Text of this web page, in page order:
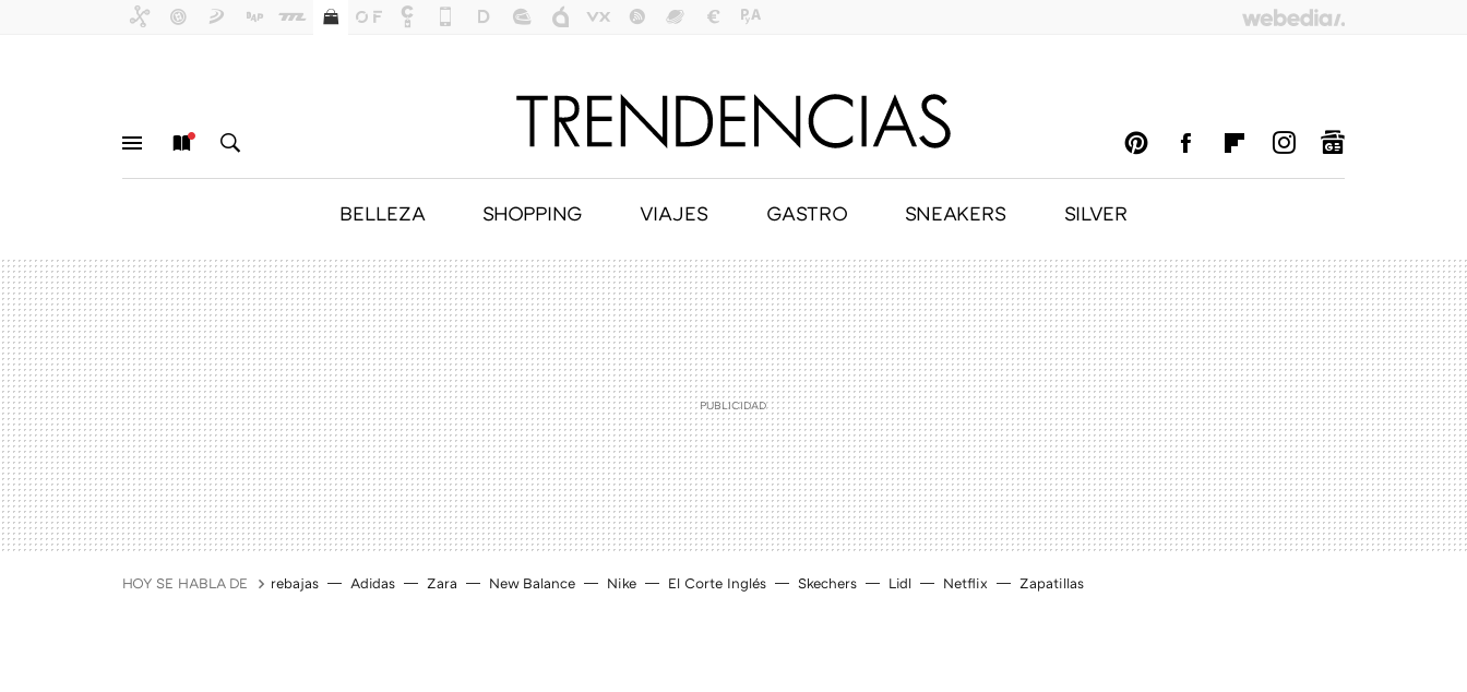
BELLEZA SHOPPING VIAJES GASTRO SNEAKERS SILVER
HOY SE HABLA DE rebajas Adidas Zara New Balance Nike El Corte Inglés Skechers Lidl Netflix Zapatillas